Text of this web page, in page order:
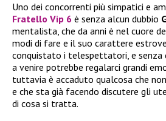
Uno dei concorrenti più simpatici e
Fratello Vip 6 è senza alcun dubbio
mentalista, che da anni è nel cuore
modi di fare e il suo carattere
conquistato i telespettatori, e senza
a venire potrebbe regalarci grandi
tuttavia è accaduto qualcosa che
e che sta già facendo discutere gli
di cosa si tratta.